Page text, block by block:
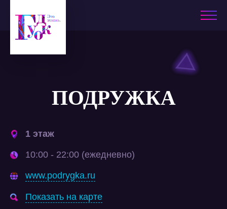
ПОДРУЖКА
1 этаж
10:00 - 22:00 (ежедневно)
www.podrygka.ru
Показать на карте